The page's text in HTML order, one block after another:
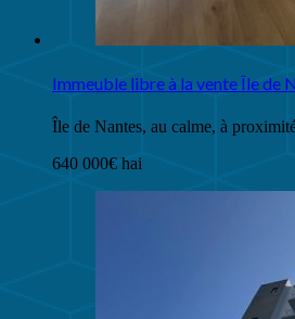
Immeuble libre à la vente Île de
Île de Nantes, au calme, à
640 000€ hai